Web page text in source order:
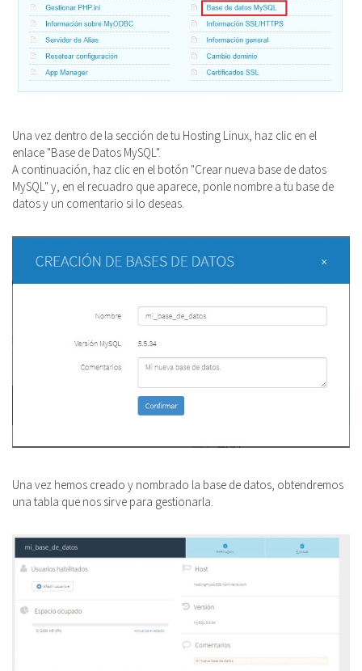
Una vez dentro de la sección de tu Hosting Linux, haz clic en el
enlace "Base de Datos MySQL".
A continuación, haz clic en el botón "Crear nueva base de datos
MySQL" y, en el recuadro que aparece, ponle nombre a tu base de
datos y un comentario si lo deseas.
Una vez hemos creado y nombrado la base de datos, obtendremos
una tabla que nos sirve para gestionarla.